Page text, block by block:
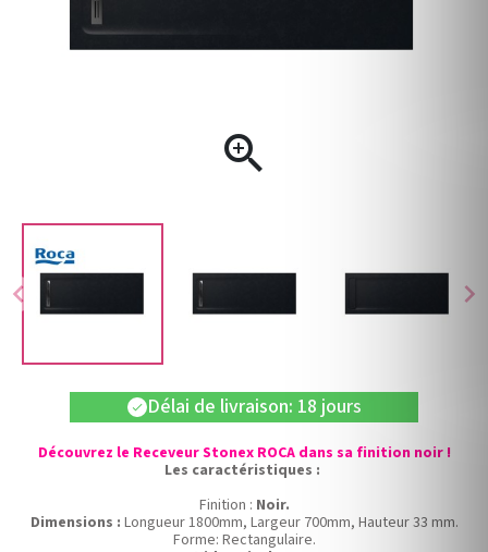
chevron_left chevron_right

check Délai de livraison: 18 jours
Découvrez le Receveur Stonex ROCA dans sa finition noir !
Les caractéristiques :
Finition : Noir.
Dimensions : Longueur 1800mm, Largeur 700mm, Hauteur 33 mm.
Forme: Rectangulaire.